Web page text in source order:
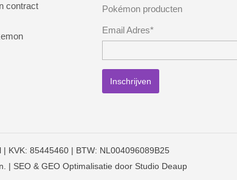
contract
Pokémon producten
Email Adres*
| KVK: 85445460 | BTW: NL004096089B25
| SEO & GEO Optimalisatie door Studio Deaup